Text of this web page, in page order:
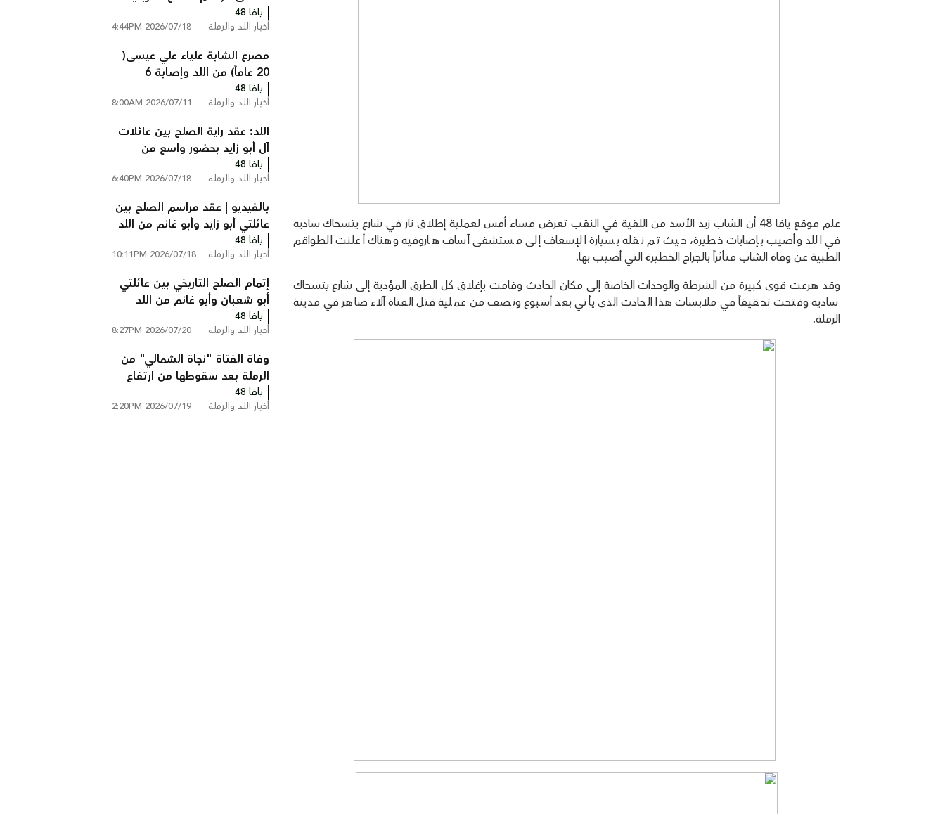
علم موقع يافا 48 أن الشاب زيد الأسد من اللقية في النقب تعرض مساء أمس لعملية إطلاق نار في شارع يتسحاك ساديه
في اللد وأصيب بإصابات خطيرة، حيث تم نقله بسيارة الإسعاف إلى مستشفى آساف هاروفيه وهناك أعلنت الطواقم
الطبية عن وفاة الشاب متأثراً بالجراح الخطيرة التي أصيب بها.
وقد هرعت قوى كبيرة من الشرطة والوحدات الخاصة إلى مكان الحادث وقامت بإغلاق كل الطرق المؤدية إلى شارع يتسحاك
ساديه وفتحت تحقيقاً في ملابسات هذا الحادث الذي يأتي بعد أسبوع ونصف من عملية قتل الفتاة آلاء ضاهر في مدينة
الرملة.
بين عائلتي أبو زايد وأبو غانم في
كفر قاسم
يافا 48
أخبار اللد والرملة 2026/07/18 4:44PM
مصرع الشابة علياء علي عيسى(
20 عاماً) من اللد وإصابة 6
أشخاص في حادث طرق مروع
على شارع 6 قرب الطيبة
يافا 48
أخبار اللد والرملة 2026/07/11 8:00AM
اللد: عقد راية الصلح بين عائلات
آل أبو زايد بحضور واسع من
الوجهاء ولجان الإصلاح
يافا 48
أخبار اللد والرملة 2026/07/18 6:40PM
بالفيديو | عقد مراسم الصلح بين
عائلتي أبو زايد وأبو غانم من اللد
في كفر قاسم
يافا 48
أخبار اللد والرملة 2026/07/18 10:11PM
إتمام الصلح التاريخي بين عائلتي
أبو شعبان وأبو غانم من اللد
والرملة في كفر قاسم
يافا 48
أخبار اللد والرملة 2026/07/20 8:27PM
وفاة الفتاة "نجاة الشمالي" من
الرملة بعد سقوطها من ارتفاع
في فندق بالأردن
يافا 48
أخبار اللد والرملة 2026/07/19 2:20PM